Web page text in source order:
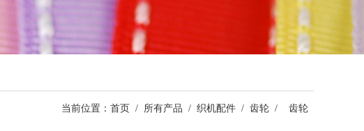
当前位置： 首页 / 所有产品 / 织机配件 / 齿轮 / 齿轮